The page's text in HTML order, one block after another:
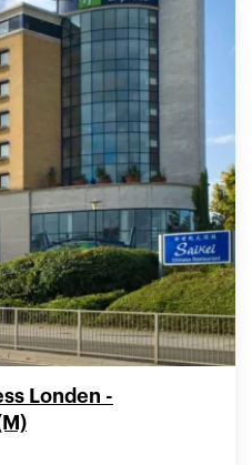
Londen -